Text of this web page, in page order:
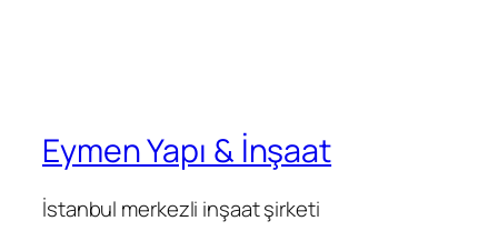
Eymen Yapı & İnşaat
İstanbul merkezli inşaat şirketi